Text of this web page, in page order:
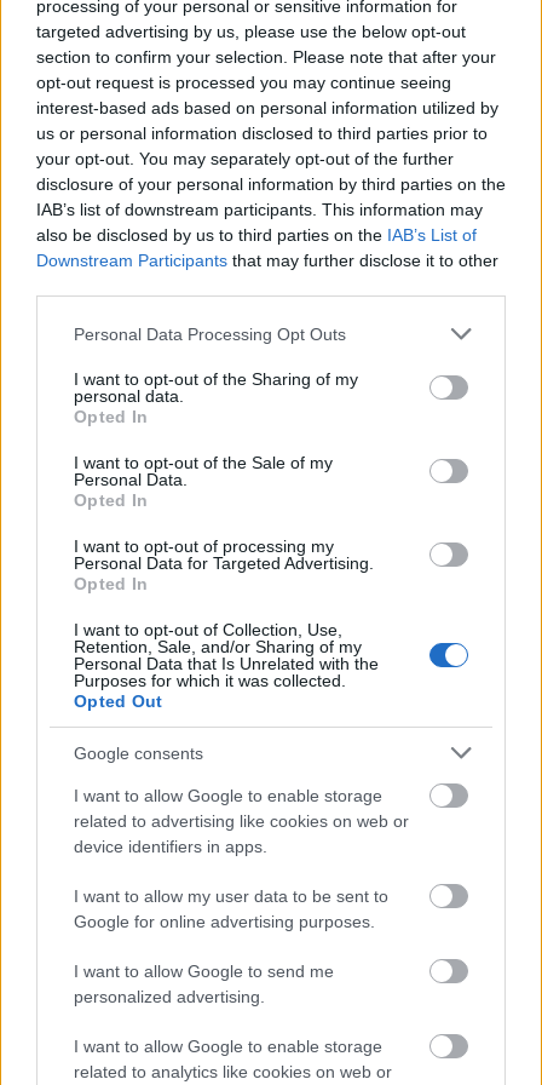
processing of your personal or sensitive information for
targeted advertising by us, please use the below opt-out
section to confirm your selection. Please note that after your
opt-out request is processed you may continue seeing
interest-based ads based on personal information utilized by
us or personal information disclosed to third parties prior to
your opt-out. You may separately opt-out of the further
disclosure of your personal information by third parties on the
IAB’s list of downstream participants. This information may
also be disclosed by us to third parties on the IAB’s List of
Downstream Participants that may further disclose it to other
Please note that this website/app uses one or more Google
not limited to your visit or usage behaviour. You may click to
grant or deny consent to Google and its third-party tags to
use your data for below specified purposes in below Google
consent section.
Personal Data Processing Opt Outs
I want to opt-out of the Sharing of my
personal data.
Opted In
I want to opt-out of the Sale of my
Personal Data.
Opted In
I want to opt-out of processing my
Personal Data for Targeted Advertising.
Opted In
I want to opt-out of Collection, Use,
Retention, Sale, and/or Sharing of my
Personal Data that Is Unrelated with the
Purposes for which it was collected.
Opted Out
Google consents
I want to allow Google to enable storage
related to advertising like cookies on web or
device identifiers in apps.
I want to allow my user data to be sent to
Google for online advertising purposes.
I want to allow Google to send me
personalized advertising.
I want to allow Google to enable storage
related to analytics like cookies on web or
Urządzenia
SMARTFONY
TABLETY
WEARABLE
Recenzje
Porównania
Co kupić
Porady
Promocje
FinTech
Hardware PC
Gaming
AI
Redakcja
Kontakt
Urządzenia